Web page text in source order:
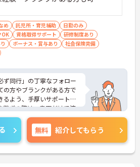
用しながら長く働き続けら
め 託児所・育児補助
日勤のみ
OK 資格取得サポート
研修制度あり
ボーナス・賞与あり
社会保険完備
ず同行」の丁寧なフォロー
の方やブランクがある方で
るよう、手厚いサポート体
継ぎの際は、書面だけで済
先輩スタッフが同行して丁
利用者様の住み慣れたご自
向き合うケアができるた
切に介護をしたい」という
たりの環境です。
無料 紹介してもらう